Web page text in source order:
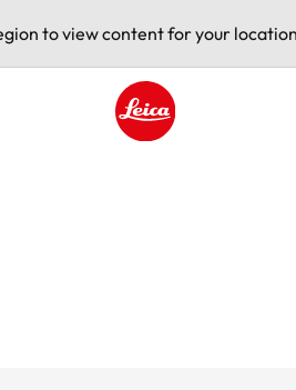
to view content for your